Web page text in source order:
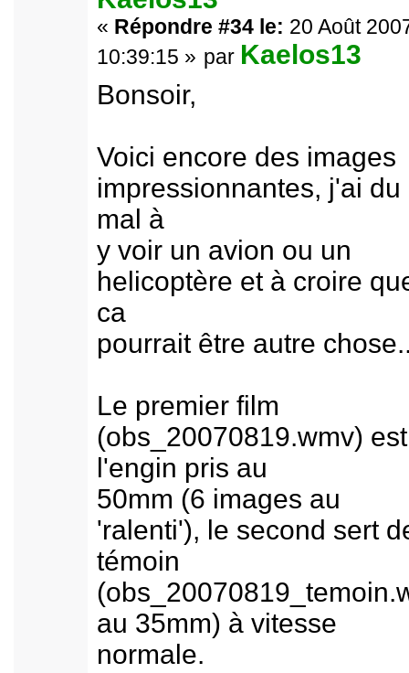
« Répondre #34 le: 20 Août
10:39:15 » par Kaelos13
Bonsoir,
Voici encore des images
impressionnantes, j'ai du
mal à
y voir un avion ou un
helicoptère et à croire
ca
pourrait être autre
Le premier film
(obs_20070819.wmv) est
l'engin pris au
50mm (6 images au
'ralenti'), le second sert
témoin
au 35mm) à vitesse
normale.